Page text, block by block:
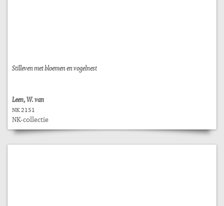
Stilleven met bloemen en vogelnest
Leen, W. van
NK 2151
NK-collectie